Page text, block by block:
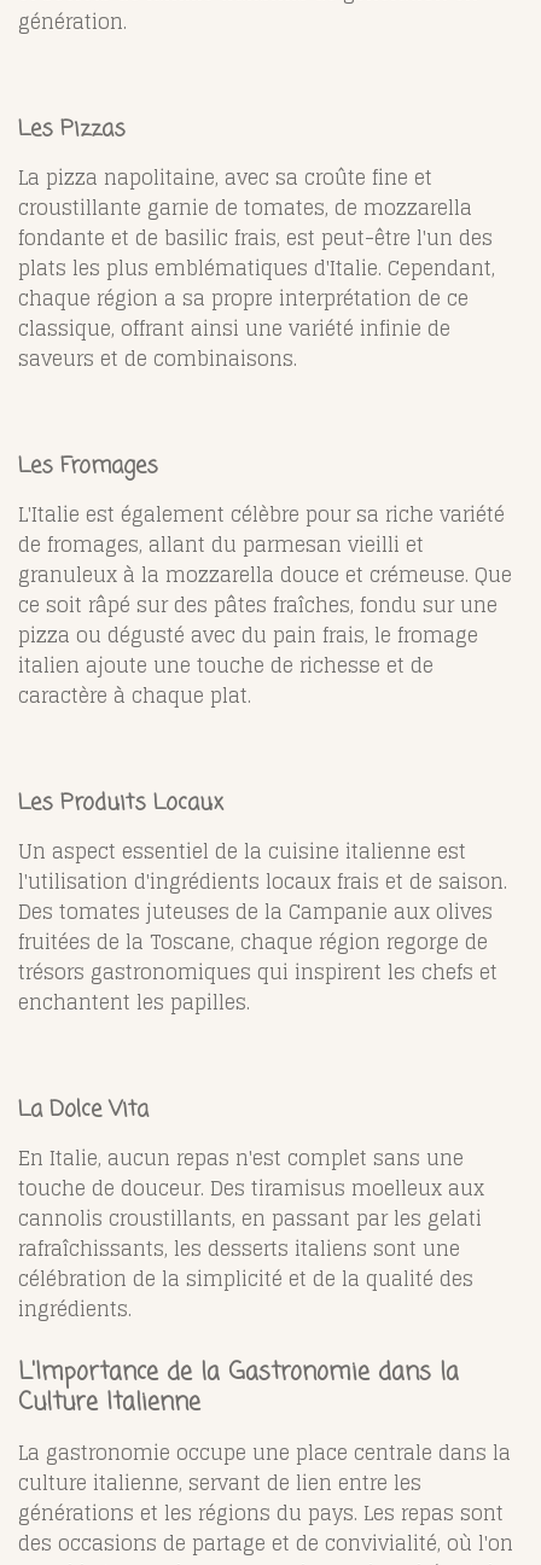
génération.
Les Pizzas
La pizza napolitaine, avec sa croûte fine et
croustillante garnie de tomates, de mozzarella
fondante et de basilic frais, est peut-être l'un des
plats les plus emblématiques d'Italie. Cependant,
chaque région a sa propre interprétation de ce
classique, offrant ainsi une variété infinie de
saveurs et de combinaisons.
Les Fromages
L'Italie est également célèbre pour sa riche variété
de fromages, allant du parmesan vieilli et
granuleux à la mozzarella douce et crémeuse. Que
ce soit râpé sur des pâtes fraîches, fondu sur une
pizza ou dégusté avec du pain frais, le fromage
italien ajoute une touche de richesse et de
caractère à chaque plat.
Les Produits Locaux
Un aspect essentiel de la cuisine italienne est
l'utilisation d'ingrédients locaux frais et de saison.
Des tomates juteuses de la Campanie aux olives
fruitées de la Toscane, chaque région regorge de
trésors gastronomiques qui inspirent les chefs et
enchantent les papilles.
La Dolce Vita
En Italie, aucun repas n'est complet sans une
touche de douceur. Des tiramisus moelleux aux
cannolis croustillants, en passant par les gelati
rafraîchissants, les desserts italiens sont une
célébration de la simplicité et de la qualité des
ingrédients.
L'Importance de la Gastronomie dans la
Culture Italienne
La gastronomie occupe une place centrale dans la
culture italienne, servant de lien entre les
générations et les régions du pays. Les repas sont
des occasions de partage et de convivialité, où l'on